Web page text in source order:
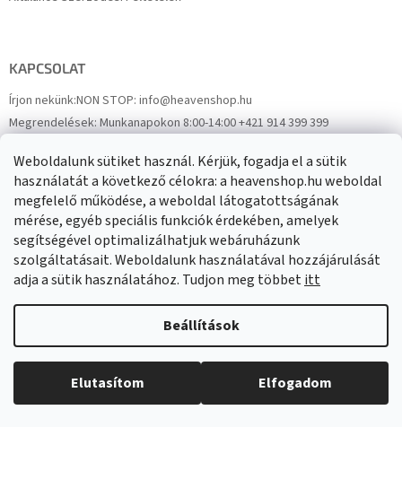
Weboldalunk sütiket használ. Kérjük, fogadja el a sütik
használatát a következő célokra: a heavenshop.hu weboldal
megfelelő működése, a weboldal látogatottságának
mérése, egyéb speciális funkciók érdekében, amelyek
segítségével optimalizálhatjuk webáruházunk
szolgáltatásait. Weboldalunk használatával hozzájárulását
adja a sütik használatához. Tudjon meg többetitt
Beállítások
Elutasítom Elfogadom
KAPCSOLAT
Írjon nekünk:NON STOP: info@heavenshop.hu
Megrendelések:Munkanapokon 8:00-14:00 +421 914 399 399
FacebookHeavenShop.sk
Eredményeink